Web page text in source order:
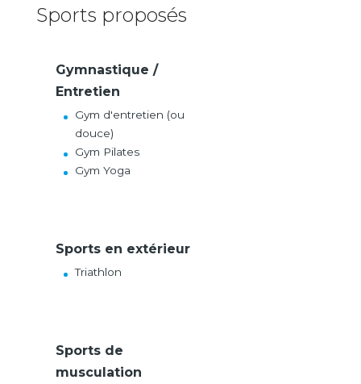
Sports proposés
Gymnastique /
Entretien
Gym d'entretien (ou
douce)
Gym Pilates
Gym Yoga
Sports en extérieur
Triathlon
Sports de
musculation